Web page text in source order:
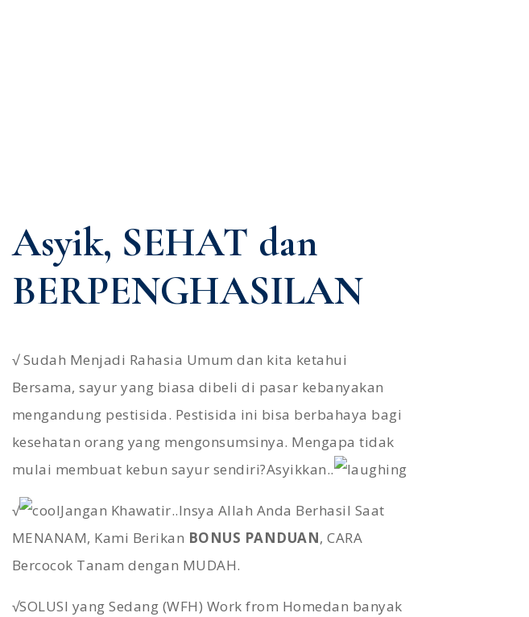
Asyik, SEHAT dan
BERPENGHASILAN
√ Sudah Menjadi Rahasia Umum dan kita ketahui
Bersama, sayur yang biasa dibeli di pasar kebanyakan
mengandung pestisida. Pestisida ini bisa berbahaya bagi
kesehatan orang yang mengonsumsinya. Mengapa tidak
mulai membuat kebun sayur sendiri?Asyikkan..
√
Jangan Khawatir..Insya Allah Anda Berhasil Saat
MENANAM, Kami Berikan BONUS PANDUAN, CARA
Bercocok Tanam dengan MUDAH.
√SOLUSI yang Sedang (WFH) Work from Homedan banyak